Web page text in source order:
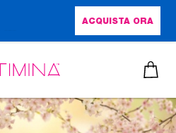
ACQUISTA ORA